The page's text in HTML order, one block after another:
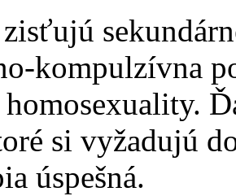
kompulzívna
si vyžadujú
úspešná.